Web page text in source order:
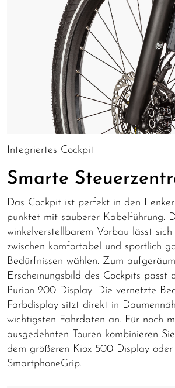
Integriertes Cockpit
Smarte
Das Cockpit ist perfekt in den
punktet mit sauberer Kabelführung.
winkelverstellbarem Vorbau lässt
zwischen komfortabel und sportlich
Bedürfnissen wählen. Zum
Erscheinungsbild des Cockpits passt
Purion 200 Display. Die vernetzte
Farbdisplay sitzt direkt in
wichtigsten Fahrdaten an. Für noch
ausgedehnten Touren kombinieren
dem größeren Kiox 500 Display oder
SmartphoneGrip.